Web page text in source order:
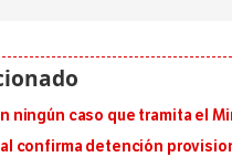
ningún caso que tramita el
confirma detención